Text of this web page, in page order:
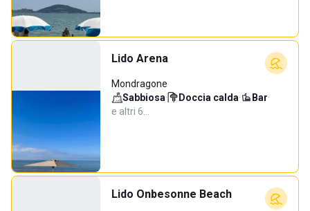
Lido Arena
Mondragone
Sabbiosa· Doccia calda· Bar·
e altri 6…
Lido Onbesonne Beach